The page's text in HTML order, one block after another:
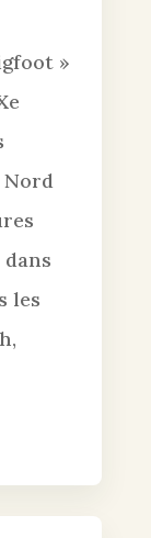
»
Nord
dans
les